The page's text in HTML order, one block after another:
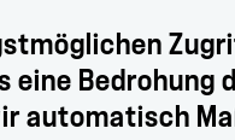
Bedrohung
automatisch